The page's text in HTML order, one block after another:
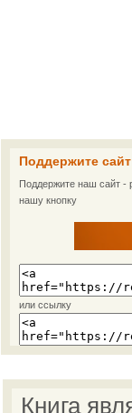
Поддержите сайт
Поддержите наш сайт -
нашу кнопку
или ссылку
Книга